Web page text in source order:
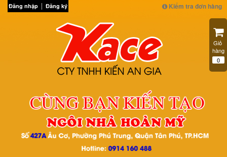
Đăng nhập Đăng ký Kiểm tra đơn hàng
Giỏ
hàng
0